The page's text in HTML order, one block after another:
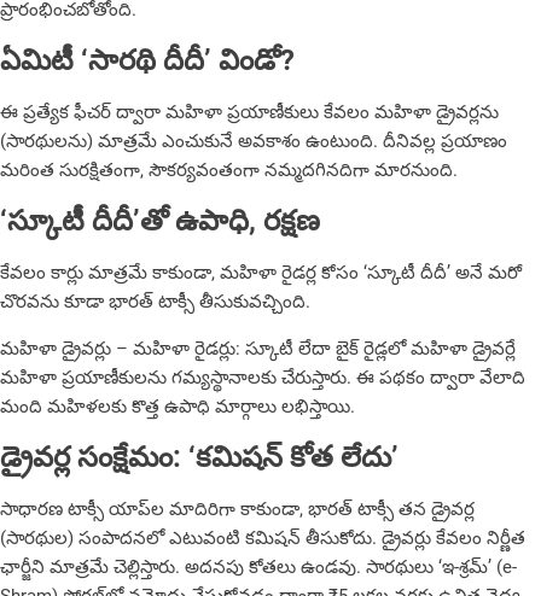
ప్రారంభించబోతోంది.
ఏమిటీ ‘సారథి దీదీ’ విండో?
ఈ ప్రత్యేక ఫీచర్ ద్వారా మహిళా ప్రయాణీకులు కేవలం మహిళా డ్రైవర్లను
(సారథులను) మాత్రమే ఎంచుకునే అవకాశం ఉంటుంది. దీనివల్ల ప్రయాణం
మరింత సురక్షితంగా, సౌకర్యవంతంగా నమ్మదగినదిగా మార‌నుంది.
‘స్కూటీ దీదీ’తో ఉపాధి, రక్షణ
కేవలం కార్లు మాత్రమే కాకుండా, మహిళా రైడర్ల కోసం ‘స్కూటీ దీదీ’ అనే మరో
చొరవను కూడా భారత్ టాక్సీ తీసుకువచ్చింది.
మహిళా డ్రైవర్లు – మహిళా రైడర్లు: స్కూటీ లేదా బైక్ రైడ్లలో మహిళా డ్రైవర్లే
మహిళా ప్రయాణీకులను గమ్యస్థానాలకు చేరుస్తారు. ఈ పథకం ద్వారా వేలాది
మంది మహిళలకు కొత్త ఉపాధి మార్గాలు లభిస్తాయి.
డ్రైవర్ల సంక్షేమం: ‘కమిషన్ కోత లేదు’
సాధారణ టాక్సీ యాప్‌ల మాదిరిగా కాకుండా, భారత్ టాక్సీ తన డ్రైవర్ల
(సారథుల) సంపాదనలో ఎటువంటి కమిషన్ తీసుకోదు. డ్రైవర్లు కేవలం నిర్ణీత
ఛార్జీని మాత్రమే చెల్లిస్తారు. అదనపు కోతలు ఉండవు. సారథులు ‘ఇ-శ్రమ్’ (e-